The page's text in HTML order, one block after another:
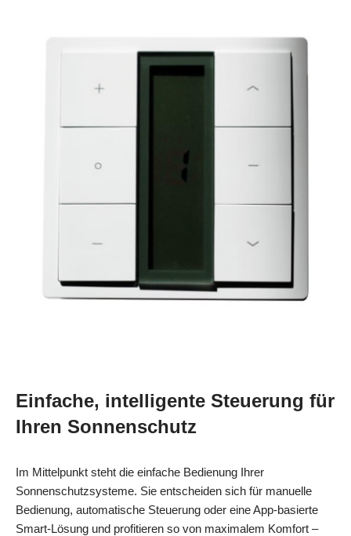
Einfache, intelligente Steuerung für
Ihren Sonnenschutz
Im Mittelpunkt steht die einfache Bedienung Ihrer
Sonnenschutzsysteme. Sie entscheiden sich für manuelle
Bedienung, automatische Steuerung oder eine App‑basierte
Smart‑Lösung und profitieren so von maximalem Komfort –